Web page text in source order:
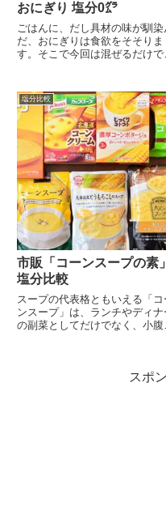
おにぎり 塩分0㌘
ごはんに、だし具材の味が馴染
だ、おにぎりは食欲をそそりま
す。そこで今回は混ぜるだけで
塩分比較
市販「コーンスープの素」
塩分比較
スープの代表格ともいえる「コ
ンスープ」は、ランチやディナ
の副菜としてだけでなく、小腹
スポ